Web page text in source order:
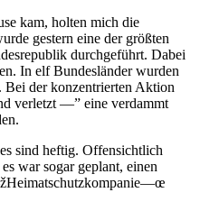
kam, holten mich die
gestern eine der größten
durchgeführt. Dabei
In elf Bundesländer wurden
Bei der konzentrierten Aktion
verletzt —” eine verdammt
sind heftig. Offensichtlich
war sogar geplant, einen